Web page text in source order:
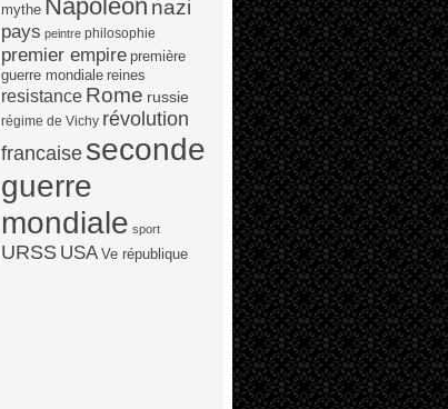
mythe Napoléon nazi
pays peintre philosophie
premier empire première
guerre mondiale reines
resistance Rome russie
régime de Vichy révolution
francaise seconde
guerre
mondiale sport
URSS USA Ve république